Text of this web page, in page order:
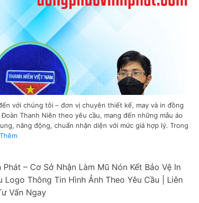
với chúng tôi – đơn vị chuyên thiết kế, may và in đồng
Đoàn Thanh Niên theo yêu cầu, mang đến những mẫu áo
năng động, chuẩn nhận diện với mức giá hợp lý. Trong
Phát – Cơ Sở Nhận Làm Mũ Nón Kết Bảo Vệ In
Logo Thông Tin Hình Ảnh Theo Yêu Cầu | Liên
Vấn Ngay